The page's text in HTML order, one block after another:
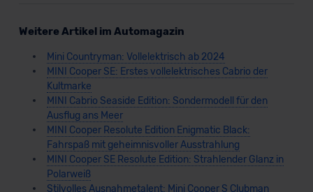
DSGVO) oder wenn Sie hierzu Ihre Einwilligung freiwillig
Datenschutzklauseln können Sie über den Kontakt zu
unserem Datenschutzbeauftragten unter
datenschutz@meinauto.de anfordern.
Datenschutzerklärung|Impressum
Weitere Artikel im Automagazin
Mini Countryman: Vollelektrisch ab 2024
MINI Cooper SE: Erstes vollelektrisches Cabrio der
Kultmarke
MINI Cabrio Seaside Edition: Sondermodell für den
Ausflug ans Meer
MINI Cooper Resolute Edition Enigmatic Black:
Fahrspaß mit geheimnisvoller Ausstrahlung
MINI Cooper SE Resolute Edition: Strahlender Glanz in
Polarweiß
Stilvolles Ausnahmetalent: Mini Cooper S Clubman